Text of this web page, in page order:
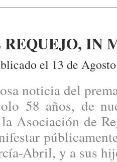
REQUEJO, IN
el 13 de
noticia del
58 años, de
Asociación de
Abril, y a sus